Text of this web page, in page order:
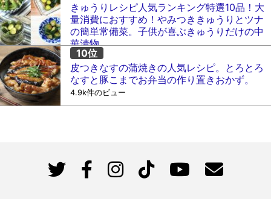
きゅうりレシピ人気ランキング特選10品！大
量消費におすすめ！やみつききゅうりとツナ
の簡単常備菜。子供が喜ぶきゅうりだけの中
華漬物。
5.2k件のビュー
皮つきなすの蒲焼きの人気レシピ。とろとろ
なすと豚こまでお弁当の作り置きおかず。
4.9k件のビュー